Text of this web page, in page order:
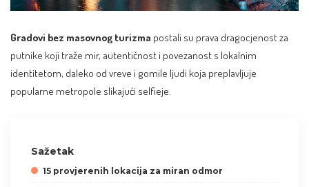
Gradovi bez masovnog turizma postali su prava dragocjenost za
putnike koji traže mir, autentičnost i povezanost s lokalnim
identitetom, daleko od vreve i gomile ljudi koja preplavljuje
popularne metropole slikajući selfieje.
Sažetak
15 provjerenih lokacija za miran odmor